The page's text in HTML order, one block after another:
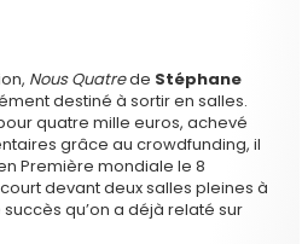
Nous Quatrede Stéphane
destiné à sortir en salles.
quatre mille euros, achevé
grâce au crowdfunding, il
Première mondiale le 8
devant deux salles pleines à
qu’on a déjà relaté sur